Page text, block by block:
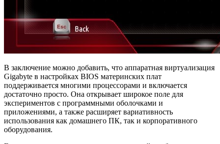
В заключение можно добавить, что аппаратная виртуализация
Gigabyte в настройках BIOS материнских плат
поддерживается многими процессорами и включается
достаточно просто. Она открывает широкое поле для
экспериментов с программными оболочками и
приложениями, а также расширяет вариативность
использования как домашнего ПК, так и корпоративного
оборудования.